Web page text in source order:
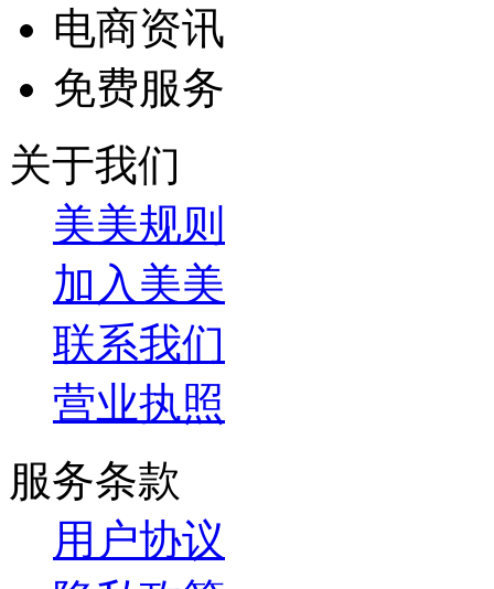
电商资讯
免费服务
关于我们
美美规则
加入美美
联系我们
营业执照
服务条款
用户协议